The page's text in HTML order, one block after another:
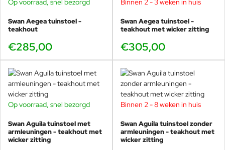
Op voorraad, snel bezorgd
Swan Aegea tuinstoel -
teakhout
€285,00
Binnen 2 - 3 weken in huis
Swan Aegea tuinstoel -
teakhout met wicker zitting
€305,00
Op voorraad, snel bezorgd
Swan Aguila tuinstoel met
armleuningen - teakhout met
wicker zitting
Binnen 2 - 8 weken in huis
Swan Aguila tuinstoel zonder
armleuningen - teakhout met
wicker zitting